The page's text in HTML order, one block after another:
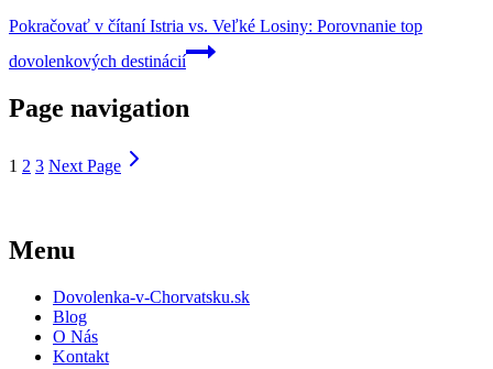
Pokračovať v čítaníIstria vs. Veľké Losiny: Porovnanie top
dovolenkových destinácií
Page navigation
1 2 3 Next Page
Menu
Dovolenka-v-Chorvatsku.sk
Blog
O Nás
Kontakt